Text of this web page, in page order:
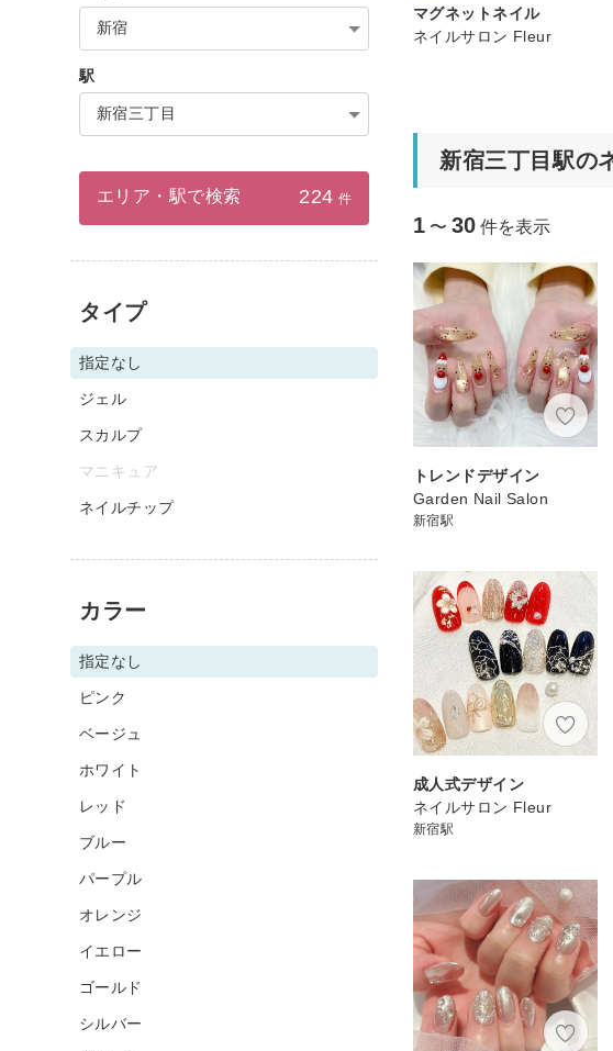
マグネットネイル
ネイルサロン Fleur
新宿三丁目駅の
1 〜 30 件を表示
トレンドデザイン
Garden Nail Salon
新宿駅
成人式デザイン
ネイルサロン Fleur
新宿駅
新宿
駅
新宿三丁目
エリア・駅で検索 224 件
タイプ
指定なし
ジェル
スカルプ
マニキュア
ネイルチップ
カラー
指定なし
ピンク
ベージュ
ホワイト
レッド
ブルー
パープル
オレンジ
イエロー
ゴールド
シルバー